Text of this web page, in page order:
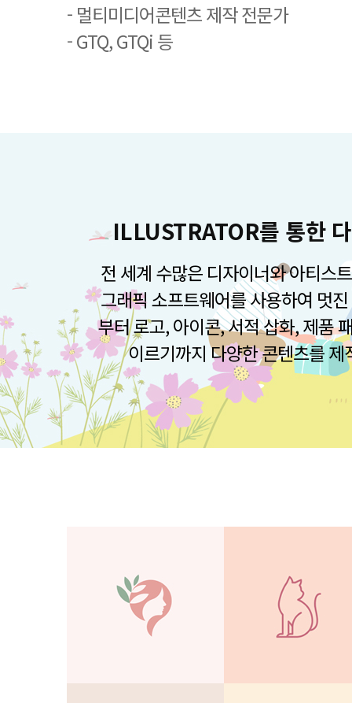
- 멀티미디어콘텐츠 제작 전문가
- GTQ, GTQi 등
ILLUSTRATOR를 통한
전 세계 수많은 디자이너와 아티스
그래픽 소프트웨어를 사용하여 멋
부터 로고, 아이콘, 서적 삽화, 제품
이르기까지 다양한 콘텐츠를 제